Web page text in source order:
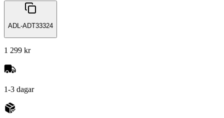
ADL-ADT33324
1 299 kr
1-3 dagar